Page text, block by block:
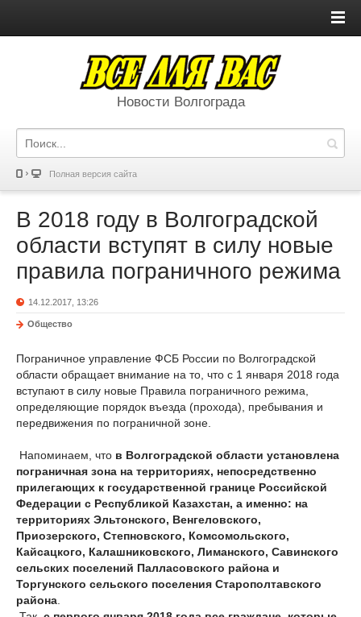
Новости Волгограда
Полная версия сайта
В 2018 году в Волгоградской
области вступят в силу новые
правила пограничного режима
14.12.2017, 13:26
Общество
Пограничное управление ФСБ России по Волгоградской
области обращает внимание на то, что с 1 января 2018 года
вступают в силу новые Правила пограничного режима,
определяющие порядок въезда (прохода), пребывания и
передвижения по пограничной зоне.
Напоминаем, что в Волгоградской области установлена
пограничная зона на территориях, непосредственно
прилегающих к государственной границе Российской
Федерации с Республикой Казахстан, а именно: на
территориях Эльтонского, Венгеловского,
Приозерского, Степновского, Комсомольского,
Кайсацкого, Калашниковского, Лиманского, Савинского
сельских поселений Палласовского района и
Торгунского сельского поселения Старополтавского
района